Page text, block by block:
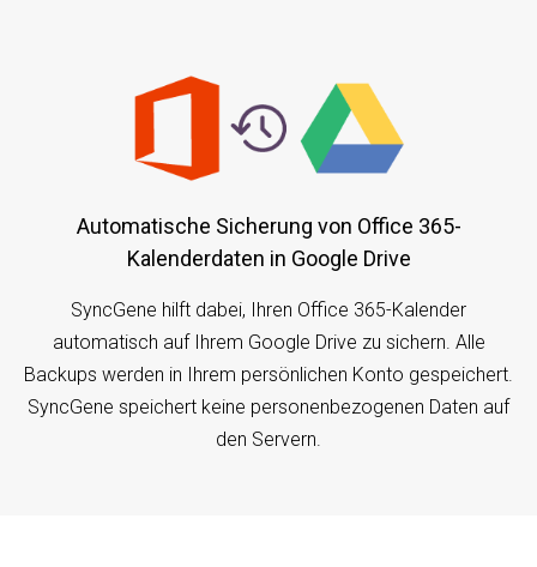
Automatische Sicherung von Office 365-
Kalenderdaten in Google Drive
SyncGene hilft dabei, Ihren Office 365-Kalender
automatisch auf Ihrem Google Drive zu sichern. Alle
Backups werden in Ihrem persönlichen Konto gespeichert.
SyncGene speichert keine personenbezogenen Daten auf
den Servern.